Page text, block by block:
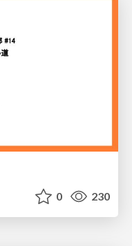
0 230